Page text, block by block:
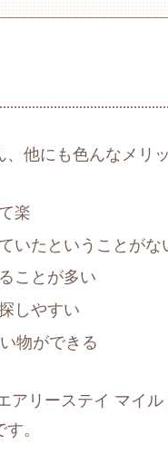
他にも色んなメリ
楽
いたということがな
ことが多い
しやすい
物ができる
アリーステイ マイ
。